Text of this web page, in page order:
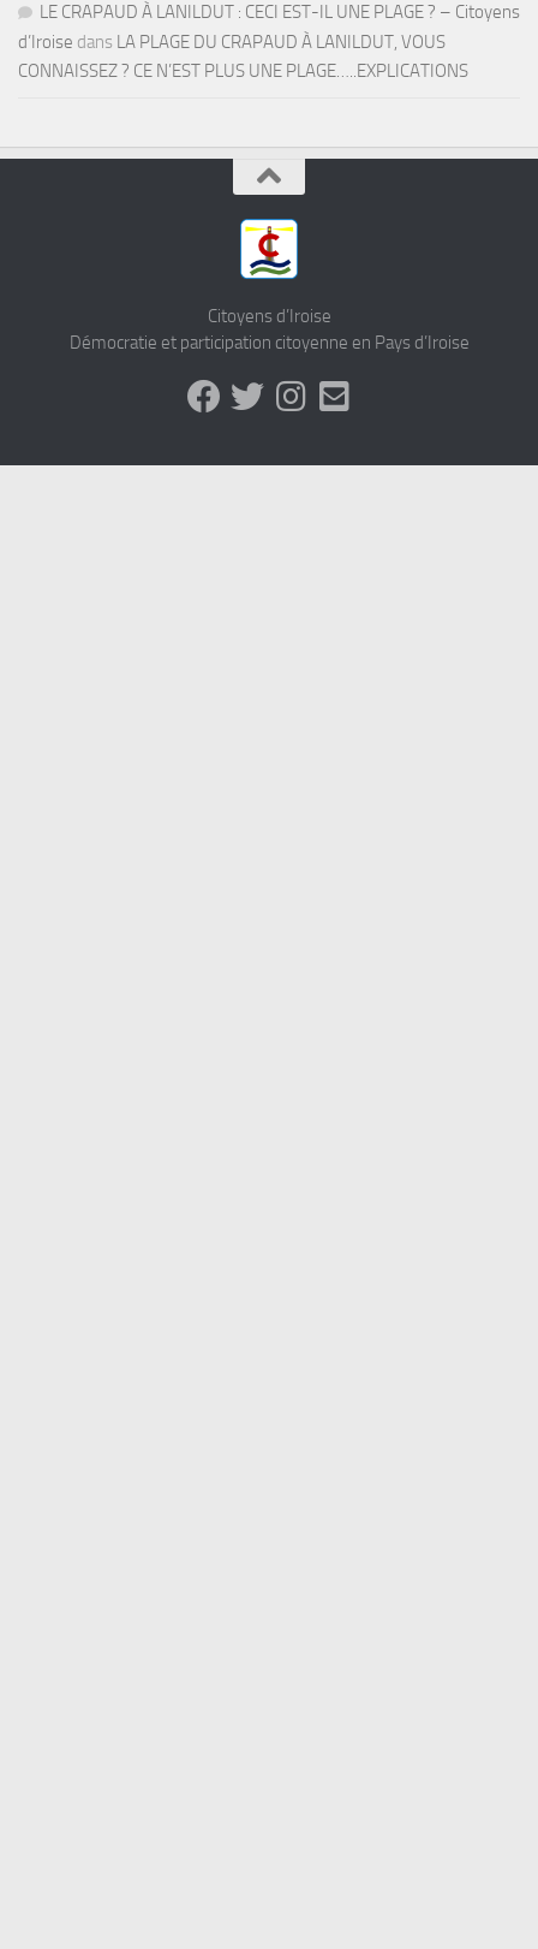
LE CRAPAUD À LANILDUT : CECI EST-IL UNE PLAGE ? – Citoyens
d’Iroise dans LA PLAGE DU CRAPAUD À LANILDUT, VOUS
CONNAISSEZ ? CE N’EST PLUS UNE PLAGE…..EXPLICATIONS
Citoyens d’Iroise
Démocratie et participation citoyenne en Pays d’Iroise